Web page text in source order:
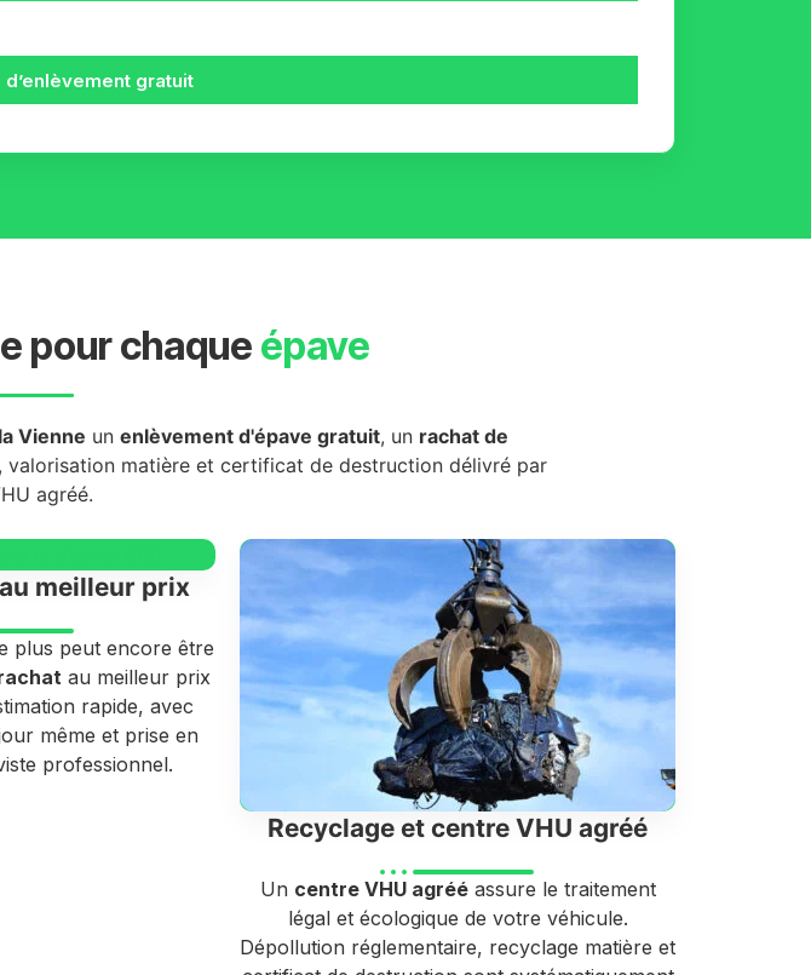
gratuit
pour chaque épave
Vienne un enlèvement d'épave gratuit, un rachat de
valorisation matière et certificat de destruction délivré par
agréé.
meilleur prix
plus peut encore être
au meilleur prix
rapide, avec
même et prise en
professionnel.
Recyclage et centre VHU agréé
Un centre VHU agrééassure le traitement
légal et écologique de votre véhicule.
Dépollution réglementaire, recyclage matière et